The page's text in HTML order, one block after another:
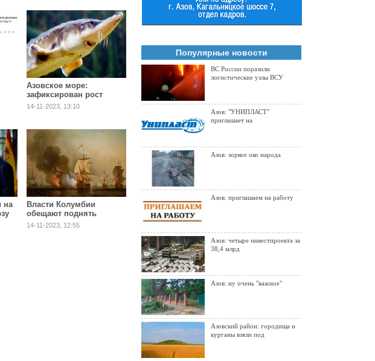
Азовское море:
зафиксирован рост
популяции осетровых
14-11-2023, 13:10
на
Власти Колумбии
обещают поднять
сокровища с
затонувшего испанского
14-11-2023, 12:55
Популярные новости
ВС России поразили
логистические узлы ВСУ
Азов: "УНИПЛАСТ"
приглашает на
Азов: зоркое око народа
Азов: приглашаем на работу
Азов: четыре инвестпроекта за
38,4 млрд
Азов: ну очень "важное"
Азовский район: городища и
курганы взяли под